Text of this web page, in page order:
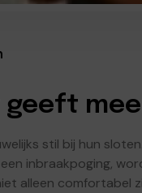
geeft
stil bij hun
inbraakpoging,
alleen comfortabel